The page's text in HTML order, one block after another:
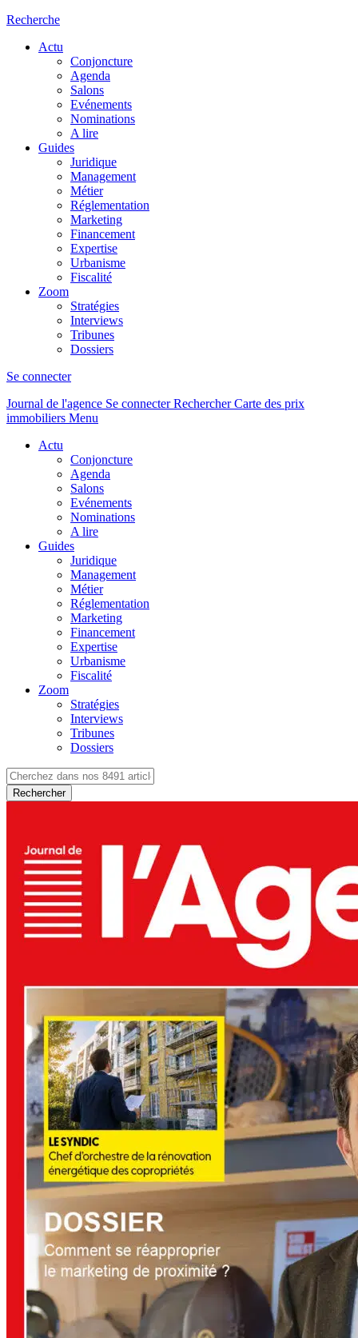
Recherche
Actu
Conjoncture
Agenda
Salons
Evénements
Nominations
A lire
Guides
Juridique
Management
Métier
Réglementation
Marketing
Financement
Expertise
Urbanisme
Fiscalité
Zoom
Stratégies
Interviews
Tribunes
Dossiers
Se connecter
Journal de l'agence Se connecterRechercher Carte des prix
immobiliers Menu
Actu
Conjoncture
Agenda
Salons
Evénements
Nominations
A lire
Guides
Juridique
Management
Métier
Réglementation
Marketing
Financement
Expertise
Urbanisme
Fiscalité
Zoom
Stratégies
Interviews
Tribunes
Dossiers
Rechercher